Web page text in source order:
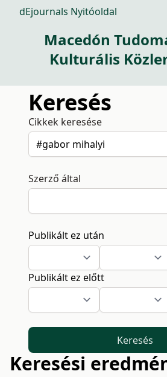
dEjournals Nyitóoldal
Macedón
Kulturális
Keresés
Cikkek keresése
Szerző által
Publikált ez után
Publikált ez előtt
Keresés
Keresési